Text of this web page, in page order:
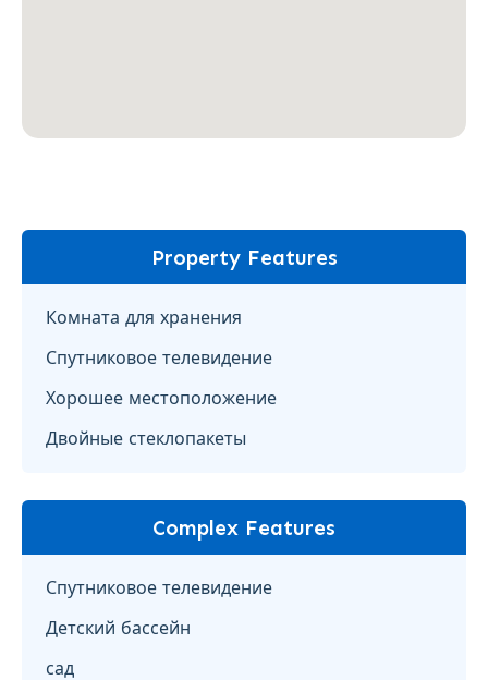
Property Features
Комната для хранения
Спутниковое телевидение
Хорошее местоположение
Двойные стеклопакеты
Complex Features
Спутниковое телевидение
Детский бассейн
сад